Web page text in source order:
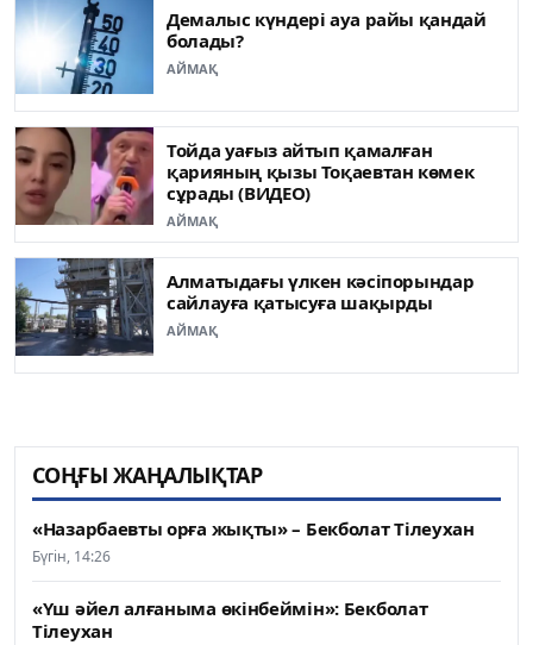
Демалыс күндері ауа райы қандай
болады?
АЙМАҚ
Тойда уағыз айтып қамалған
қарияның қызы Тоқаевтан көмек
сұрады (ВИДЕО)
АЙМАҚ
Алматыдағы үлкен кәсіпорындар
сайлауға қатысуға шақырды
АЙМАҚ
СОҢҒЫ ЖАҢАЛЫҚТАР
«Назарбаевты орға жықты» – Бекболат Тілеухан
Бүгін, 14:26
«Үш әйел алғаныма өкінбеймін»: Бекболат
Тілеухан